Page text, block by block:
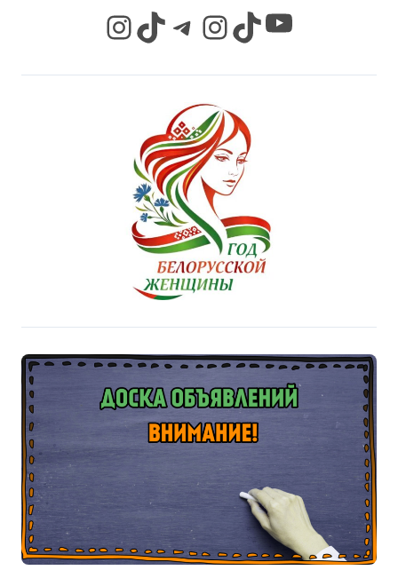
InstagramTikTok Telegram InstagramTikTok YouTube